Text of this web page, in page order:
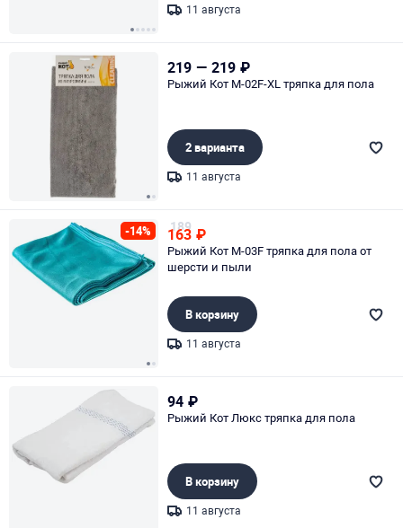
11 августа
219 — 219 ₽
Рыжий Кот M-02F-XL тряпка для пола
2 варианта
11 августа
-14% 189
163 ₽
Рыжий Кот M-03F тряпка для пола от
шерсти и пыли
В корзину
11 августа
94 ₽
Рыжий Кот Люкс тряпка для пола
В корзину
11 августа